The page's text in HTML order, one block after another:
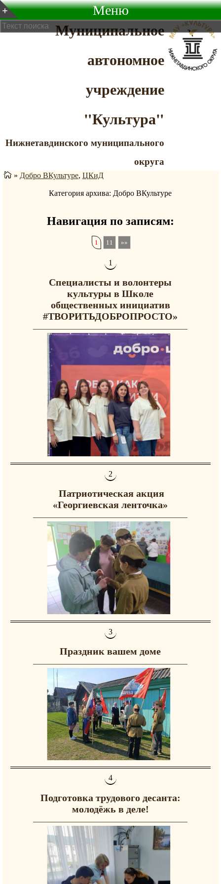
Муниципальное
автономное
учреждение
"Культура"
Нижнетавдинского муниципального
округа
Меню
» Добро ВКультуре, ЦКиД
Категория архива: Добро ВКультуре
Навигация по записям:
1 11
Специалисты и волонтеры
культуры в Школе
общественных инициатив
#ТВОРИТЬДОБРОПРОСТО»
️ Патриотическая акция
«Георгиевская ленточка»
Праздник вашем доме
Подготовка трудового десанта:
молодёжь в деле!